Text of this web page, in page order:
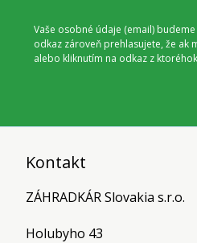
Vaše osobné údaje (email)
odkaz zároveň prehlasujete, že ak
alebo kliknutím na odkaz z
Kontakt
ZÁHRADKÁR Slovakia s.r.o.
Holubyho 43